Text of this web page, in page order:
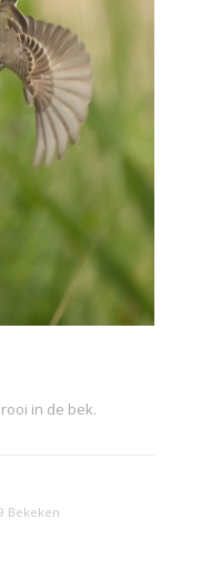
in de bek.
Bekeken